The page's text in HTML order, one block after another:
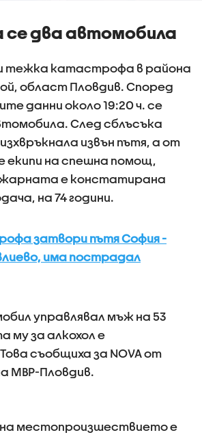
се два автомобила
тежка катастрофа в района
област Пловдив. Според
данни около 19:20 ч. се
След сблъсъка
извън пътя, а от
екипи на спешна помощ,
е констатирана
на 74 години.
затвори пътя София -
има пострадал
управлявал мъж на 53
му за алкохол е
съобщиха за NOVA от
МВР-Пловдив.
местопроизшествието е